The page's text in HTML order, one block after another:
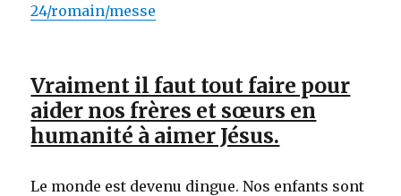
24/romain/messe
Vraiment il faut tout faire pour
aider nos frères et sœurs en
humanité à aimer Jésus.
Le monde est devenu dingue. Nos enfants sont